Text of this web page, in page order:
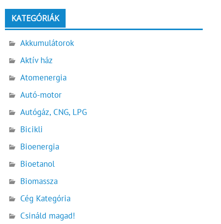
KATEGÓRIÁK
Akkumulátorok
Aktív ház
Atomenergia
Autó-motor
Autógáz, CNG, LPG
Bicikli
Bioenergia
Bioetanol
Biomassza
Cég Kategória
Csináld magad!